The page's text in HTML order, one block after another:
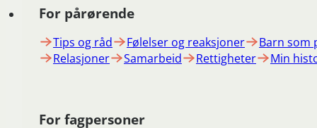
For pårørende
Tips og råd Følelser og reaksjoner
Barn som
Relasjoner
Samarbeid Rettigheter Min
For fagpersoner